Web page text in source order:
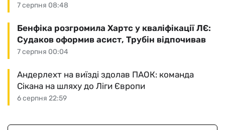
7 серпня 08:48
7 серпня 00:04
Бенфіка розгромила Хартс у кваліфікації ЛЄ:
Судаков оформив асист, Трубін відпочивав
6 серпня 22:59
Андерлехт на виїзді здолав ПАОК: команда
Сікана на шляху до Ліги Європи